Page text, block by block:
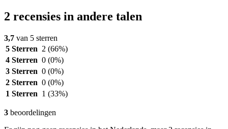
2 recensies in andere talen
3,7 van 5 sterren
5 Sterren 2 (66%)
4 Sterren 0 (0%)
3 Sterren 0 (0%)
2 Sterren 0 (0%)
1 Sterren 1 (33%)
3 beoordelingen